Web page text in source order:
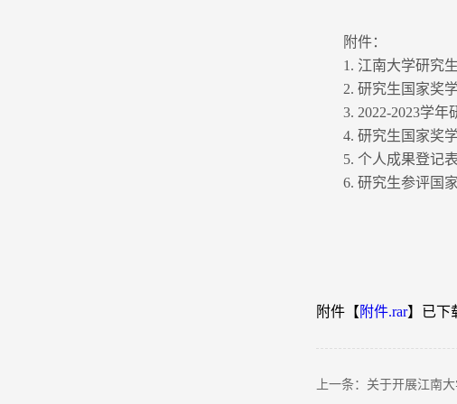
附件：
1. 江南大学研究
2. 研究生国家奖
3. 2022-2023学
4. 研究生国家奖
5. 个人成果登记
6. 研究生参评国
附件【 附件.rar】已下
上一条：关于开展江南